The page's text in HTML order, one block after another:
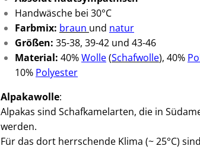
Handwäsche bei 30°C
Farbmix: braun und natur
Größen: 35-38, 39-42 und 43-46
Material: 40%Wolle(Schafwolle), 40%
10% Polyester
Alpakawolle:
Alpakas sind Schafkamelarten, die in
werden.
Für das dort herrschende Klima (~ 25°C)